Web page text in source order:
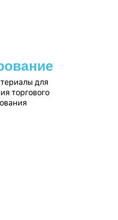
для
торгового